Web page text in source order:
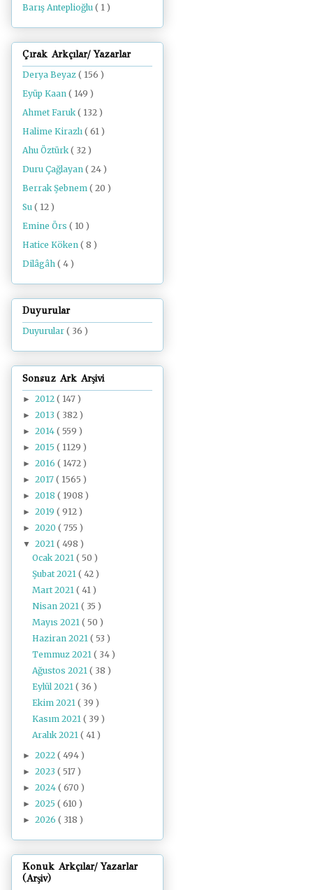
Barış Anteplioğlu ( 1 )
Çırak Arkçılar/ Yazarlar
Derya Beyaz ( 156 )
Eyüp Kaan ( 149 )
Ahmet Faruk ( 132 )
Halime Kirazlı ( 61 )
Ahu Öztürk ( 32 )
Duru Çağlayan ( 24 )
Berrak Şebnem ( 20 )
Su ( 12 )
Emine Örs ( 10 )
Hatice Köken ( 8 )
Dilâgâh ( 4 )
Duyurular
Duyurular ( 36 )
Sonsuz Ark Arşivi
► 2012 ( 147 )
► 2013 ( 382 )
► 2014 ( 559 )
► 2015 ( 1129 )
► 2016 ( 1472 )
► 2017 ( 1565 )
► 2018 ( 1908 )
► 2019 ( 912 )
► 2020 ( 755 )
▼ 2021 ( 498 )
Ocak 2021( 50 )
Şubat 2021( 42 )
Mart 2021( 41 )
Nisan 2021( 35 )
Mayıs 2021( 50 )
Haziran 2021( 53 )
Temmuz 2021( 34 )
Ağustos 2021( 38 )
Eylül 2021( 36 )
Ekim 2021( 39 )
Kasım 2021( 39 )
Aralık 2021( 41 )
► 2022 ( 494 )
► 2023 ( 517 )
► 2024 ( 670 )
► 2025 ( 610 )
► 2026 ( 318 )
Konuk Arkçılar/ Yazarlar
(Arşiv)